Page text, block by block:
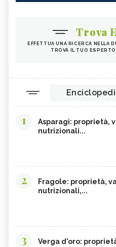
Trova
EFFETTUA UNA RICERCA NELLA
TROVA IL TUO
1
Asparagi: proprietà,
nutrizionali...
2
Fragole: proprietà,
nutrizionali,...
3
Verga d'oro: